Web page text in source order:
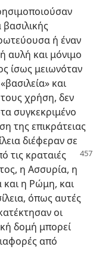
ή έναν
αυλή και μόνιμο
ίσως μειωνόταν
και
χρήση, δεν
συγκεκριμένο
της επικράτειας
διέφεραν σε
τις κραταιές
η Ασσυρία, η
η Ρώμη, και
όπως αυτές
οι
δομή μπορεί
από